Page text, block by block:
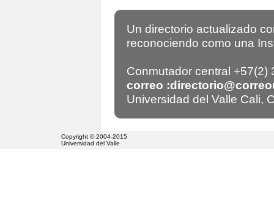
Un directorio actualizado
reconociendo como una
Conmutador central +57(2)
correo
Universidad del Valle Cali,
Copyright © 2004-2015
Universidad del Valle